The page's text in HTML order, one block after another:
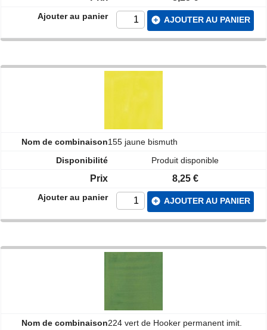
add_circle AJOUTER AU PANIER
155 jaune bismuth
Produit disponible
8,25 €
add_circle AJOUTER AU PANIER
224 vert de Hooker permanent imit.